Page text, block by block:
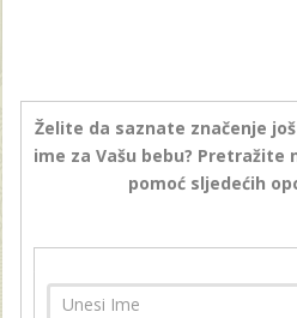
Želite da saznate značenje
ime za Vašu bebu? Pretražite
pomoć sljedećih